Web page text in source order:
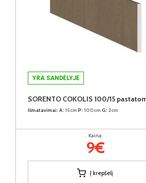
YRA SANDĖLYJE
Išmatavimai: A: 15cm P: 100cm G: 2cm
Kaina:
9€
Į krepšelį